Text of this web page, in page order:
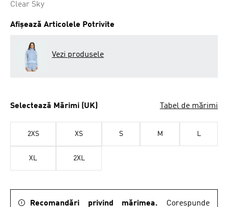
Clear Sky
Afișează Articolele Potrivite
Vezi produsele
Selectează Mărimi (UK) Tabel de mărimi
2XS XS S M L
XL 2XL
Recomandări privind mărimea. Corespunde